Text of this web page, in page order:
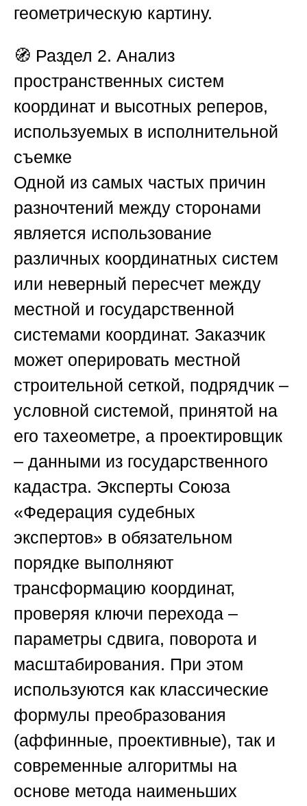
геометрическую картину.
🧭 Раздел 2. Анализ
пространственных систем
координат и высотных реперов,
используемых в исполнительной
съемке
Одной из самых частых причин
разночтений между сторонами
является использование
различных координатных систем
или неверный пересчет между
местной и государственной
системами координат. Заказчик
может оперировать местной
строительной сеткой, подрядчик –
условной системой, принятой на
его тахеометре, а проектировщик
– данными из государственного
кадастра. Эксперты Союза
«Федерация судебных
экспертов» в обязательном
порядке выполняют
трансформацию координат,
проверяя ключи перехода –
параметры сдвига, поворота и
масштабирования. При этом
используются как классические
формулы преобразования
(аффинные, проективные), так и
современные алгоритмы на
основе метода наименьших